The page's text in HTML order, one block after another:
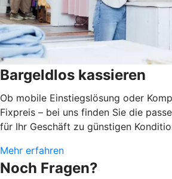
Bargeldlos kassieren
Ob mobile Einstiegslösung oder
Fixpreis – bei uns finden Sie die
für Ihr Geschäft zu günstigen
Mehr erfahren
Noch Fragen?